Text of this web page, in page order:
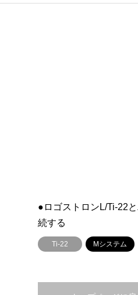
●ロゴストロンL/Ti-22
続する
Ti-22 Mシステム